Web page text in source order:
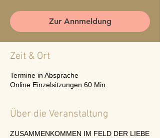
Zur Annmeldung
Zeit & Ort
Termine in Absprache
Online Einzelsitzungen 60 Min.
Über die Veranstaltung
ZUSAMMENKOMMEN IM FELD DER LIEBE​